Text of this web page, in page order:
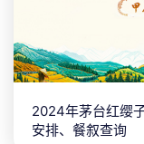
2024年茅台红缨
安排、餐叙查询